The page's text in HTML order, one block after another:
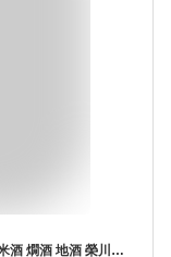
【ふるさと納税】日本酒 清酒 1800mL 特別純米酒 燗酒 地酒 榮川酒造 お酒 お取り寄せ 磐梯の名水 日本名水百選 送料無料